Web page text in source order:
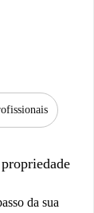
da sua